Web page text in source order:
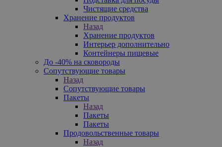
Чистящие средства
Хранение продуктов
Назад
Хранение продуктов
Интерьер дополнительно
Контейнеры пищевые
До -40% на сковороды
Сопутствующие товары
Назад
Сопутствующие товары
Пакеты
Назад
Пакеты
Пакеты
Продовольственные товары
Назад